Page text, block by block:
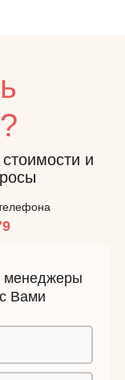
и
менеджеры
Вами